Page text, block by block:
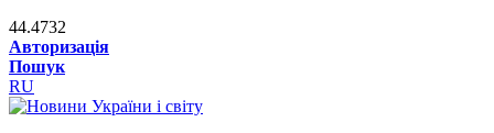
44.4732
Авторизація
Пошук
RU